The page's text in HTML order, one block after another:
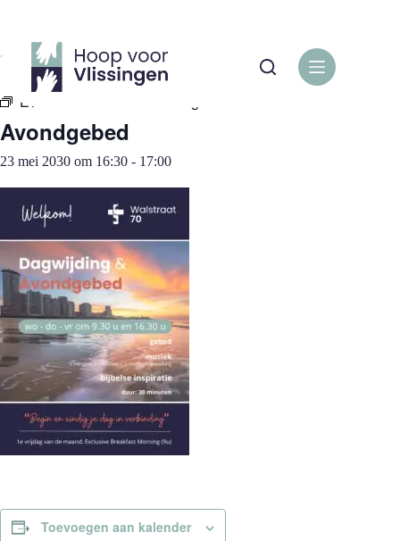
inhoud
« Alle Evenementen
Evenementenreeks:
Avondgebed
23 mei 2030 om 16:30 - 17:00
Toevoegen aan kalender